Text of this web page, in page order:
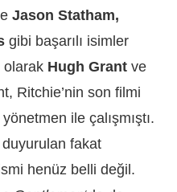
Jason Statham,
gibi başarılı isimler
olarak Hugh Grant ve
Ritchie’nin son filmi
ile çalışmıştı.
fakat
henüz belli değil.